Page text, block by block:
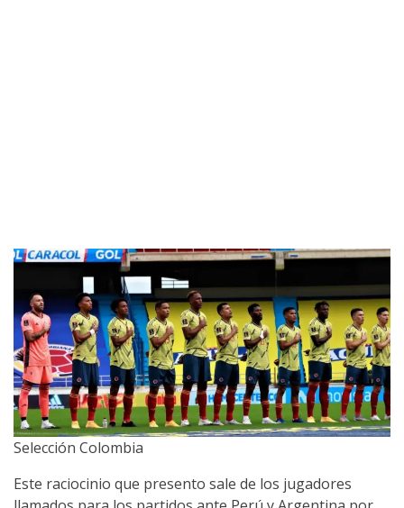
Selección Colombia
Este raciocinio que presento sale de los jugadores